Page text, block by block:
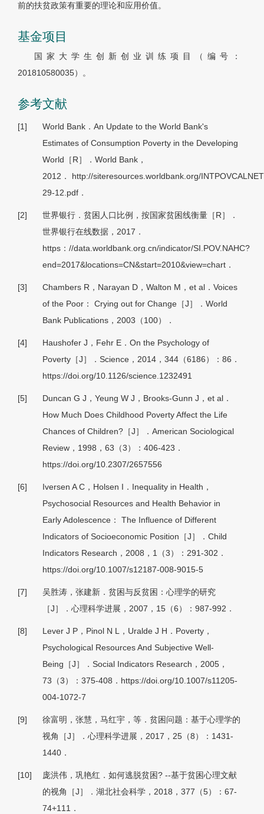
前的扶贫政策有重要的理论和应用价值。
基金项目
国家大学生创新创业训练项目（编号：
201810580035）。
参考文献
[1]
World Bank．An Update to the World Bank's
Estimates of Consumption Poverty in the Developing
World［R］．World Bank，
2012． http://siteresources.worldbank.org/
29-12.pdf．
[2]
世界银行．贫困人口比例，按国家贫困线衡量［R］．
世界银行在线数据，2017．
https：//data.worldbank.org.cn/indicator/SI.POV.NAHC?
end=2017&locations=CN&start=2010&view=chart．
[3]
Chambers R，Narayan D，Walton M，et al．Voices
of the Poor： Crying out for Change［J］．World
Bank Publications，2003（100）．
[4]
Haushofer J，Fehr E．On the Psychology of
Poverty［J］．Science，2014，344（6186）：86．
https://doi.org/10.1126/science.1232491
[5]
Duncan G J，Yeung W J，Brooks-Gunn J，et al．
How Much Does Childhood Poverty Affect the Life
Chances of Children?［J］．American Sociological
Review，1998，63（3）：406-423．
https://doi.org/10.2307/2657556
[6]
Iversen A C，Holsen I．Inequality in Health，
Psychosocial Resources and Health Behavior in
Early Adolescence： The Influence of Different
Indicators of Socioeconomic Position［J］．Child
Indicators Research，2008，1（3）：291-302．
https://doi.org/10.1007/s12187-008-9015-5
[7]
吴胜涛，张建新．贫困与反贫困：心理学的研究
［J］．心理科学进展，2007，15（6）：987-992．
[8]
Lever J P，Pinol N L，Uralde J H．Poverty，
Psychological Resources And Subjective Well-
Being［J］．Social Indicators Research，2005，
73（3）：375-408．https://doi.org/10.1007/s11205-
004-1072-7
[9]
徐富明，张慧，马红宇，等．贫困问题：基于心理学的
视角［J］．心理科学进展，2017，25（8）：1431-
1440．
[10]
庞洪伟，巩艳红．如何逃脱贫困? --基于贫困心理文献
的视角［J］．湖北社会科学，2018，377（5）：67-
74+111．